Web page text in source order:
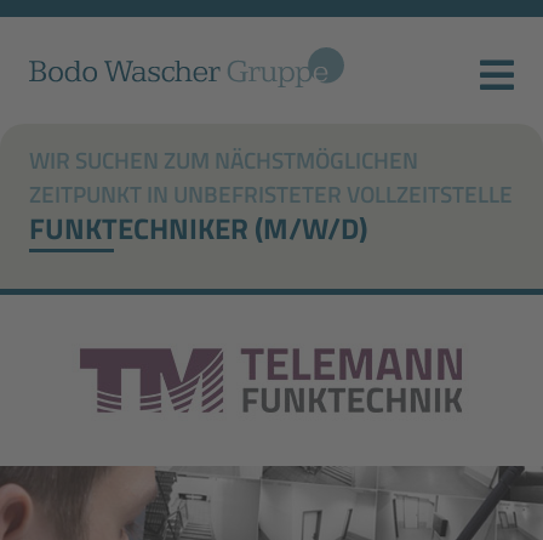
WIR SUCHEN ZUM NÄCHSTMÖGLICHEN
ZEITPUNKT IN UNBEFRISTETER VOLLZEITSTELLE
FUNKTECHNIKER (M/W/D)